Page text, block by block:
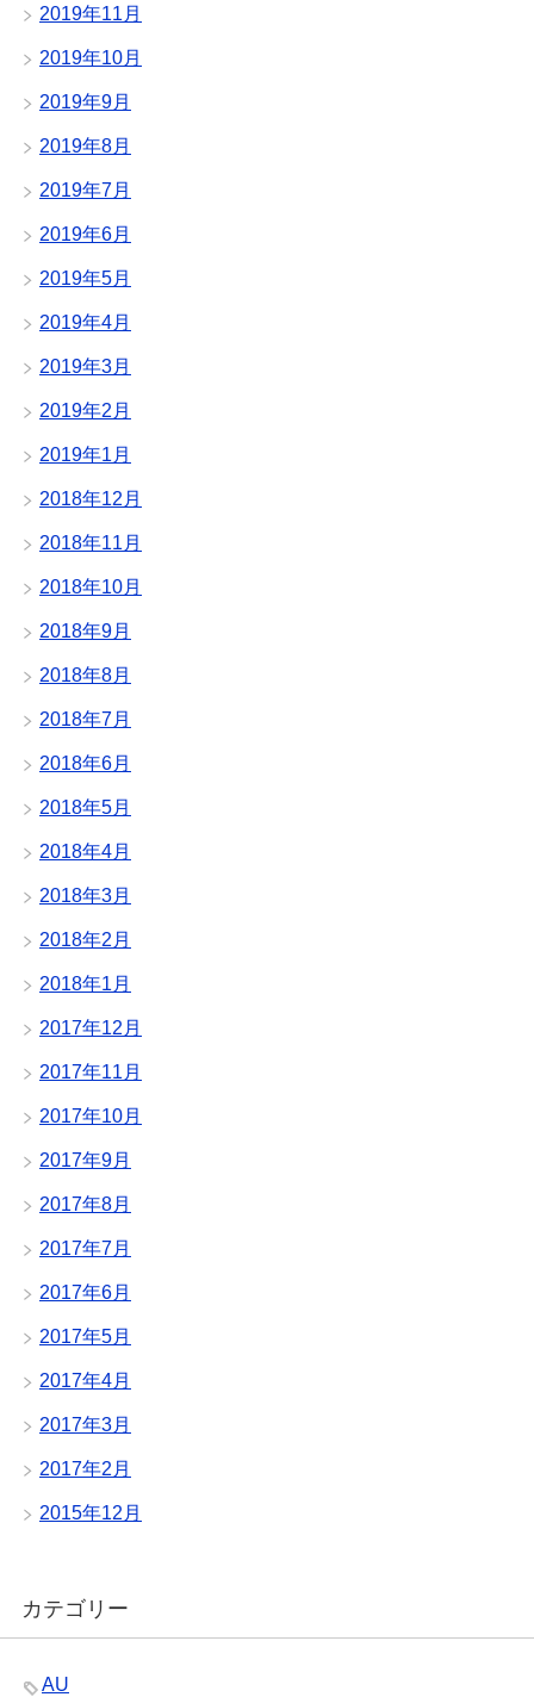
2019年11月
2019年10月
2019年9月
2019年8月
2019年7月
2019年6月
2019年5月
2019年4月
2019年3月
2019年2月
2019年1月
2018年12月
2018年11月
2018年10月
2018年9月
2018年8月
2018年7月
2018年6月
2018年5月
2018年4月
2018年3月
2018年2月
2018年1月
2017年12月
2017年11月
2017年10月
2017年9月
2017年8月
2017年7月
2017年6月
2017年5月
2017年4月
2017年3月
2017年2月
2015年12月
カテゴリー
AU